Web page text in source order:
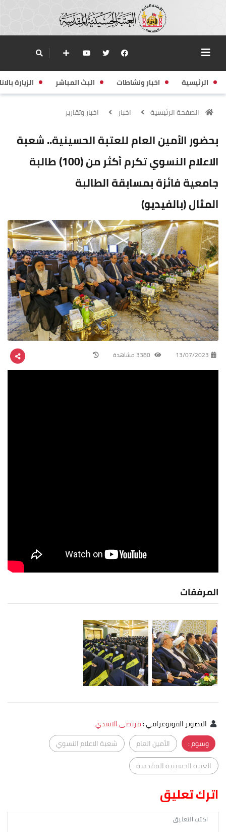
الرئيسية اخبار ونشاطات البث المباشر الزيارة
الصفحة الرئيسية اخبار اخبار وتقارير
بحضور الأمين العام للعتبة الحسينية.. شعبة
الاعلام النسوي تكرم أكثر من (100) طالبة
جامعية فائزة بمسابقة الطالبة
المثال (بالفيديو)
13/07/2023
المرفقات
التصوير الفوتوغرافي:مرتضى الاسدي
وسوم :
الأمين العام
شعبة الاعلام النسوي
العتبة الحسينية المقدسة
اترك تعليق